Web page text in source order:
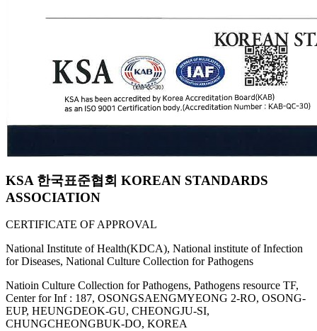
KSA 한국표준협회 KOREAN STANDARDS
ASSOCIATION
CERTIFICATE OF APPROVAL
National Institute of Health(KDCA), National institute of Infection
for Diseases, National Culture Collection for Pathogens
Natioin Culture Collection for Pathogens, Pathogens resource TF,
Center for Inf : 187, OSONGSAENGMYEONG 2-RO, OSONG-
EUP, HEUNGDEOK-GU, CHEONGJU-SI,
CHUNGCHEONGBUK-DO, KOREA